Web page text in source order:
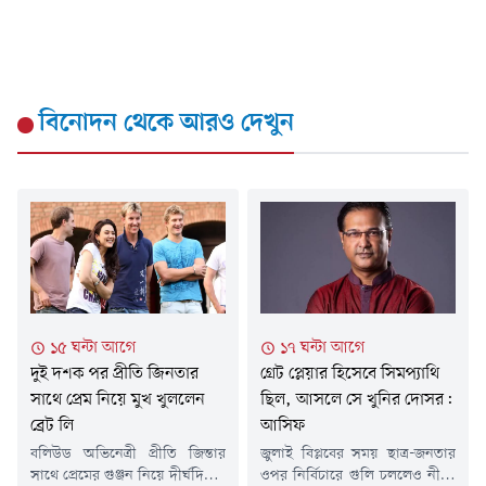
বিনোদনথেকে আরও দেখুন
১৫ ঘন্টা আগে
দুই দশক পর প্রীতি জিনতার
সাথে প্রেম নিয়ে মুখ খুললেন
ব্রেট লি
বলিউড অভিনেত্রী প্রীতি জিন্তার
সাথে প্রেমের গুঞ্জন নিয়ে দীর্ঘদিনের
১৭ ঘন্টা আগে
গ্রেট প্লেয়ার হিসেবে সিমপ‍্যাথি
ছিল, আসলে সে খুনির দোসর:
আসিফ
জুলাই বিপ্লবের সময় ছাত্র-জনতার
ওপর নির্বিচারে গুলি চললেও নীরব